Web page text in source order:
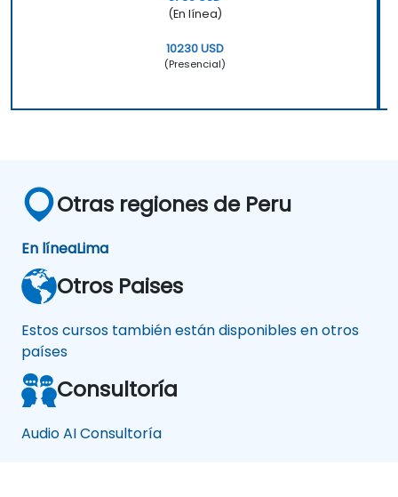
(En línea)
10230 USD
(Presencial)
Otras regiones de Peru
En líneaLima
Otros Paises
Estos cursos también están disponibles en otros
países
Consultoría
Audio AI Consultoría